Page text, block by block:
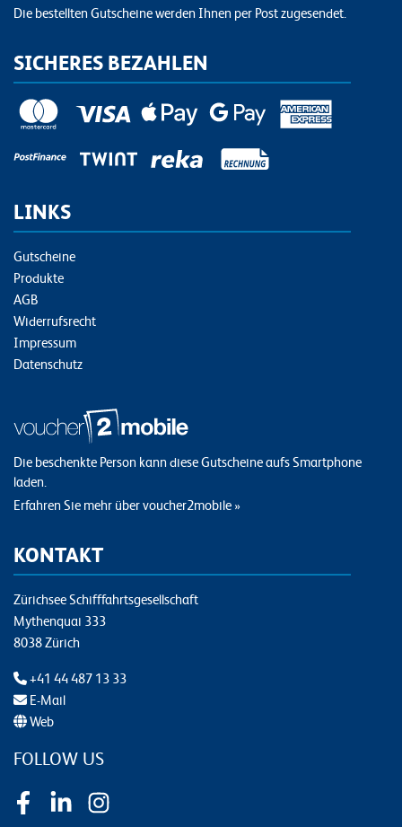
Die bestellten Gutscheine werden Ihnen per Post zugesendet.
SICHERES BEZAHLEN
LINKS
Gutscheine
Produkte
AGB
Widerrufsrecht
Impressum
Datenschutz
Die beschenkte Person kann diese Gutscheine aufs Smartphone
laden.
Erfahren Sie mehr über voucher2mobile »
KONTAKT
Zürichsee Schifffahrtsgesellschaft
Mythenquai 333
8038 Zürich
+41 44 487 13 33
E-Mail
Web
FOLLOW US
FacebookLinkedInInstagram